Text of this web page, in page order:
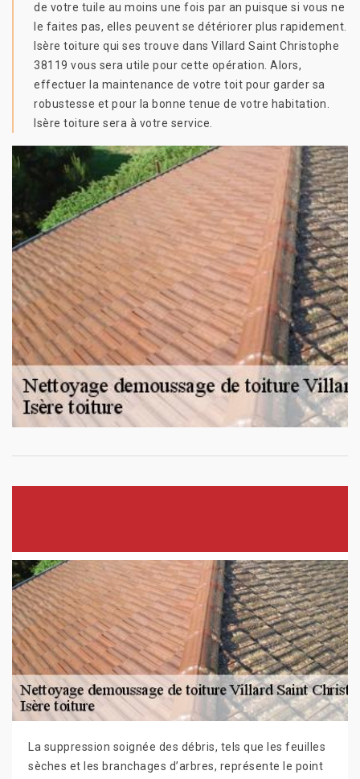
de votre tuile au moins une fois par an puisque si vous ne
le faites pas, elles peuvent se détériorer plus rapidement.
Isère toiture qui ses trouve dans Villard Saint Christophe
38119 vous sera utile pour cette opération. Alors,
effectuer la maintenance de votre toit pour garder sa
robustesse et pour la bonne tenue de votre habitation.
Isère toiture sera à votre service.
La suppression soignée des débris, tels que les feuilles
sèches et les branchages d’arbres, représente le point